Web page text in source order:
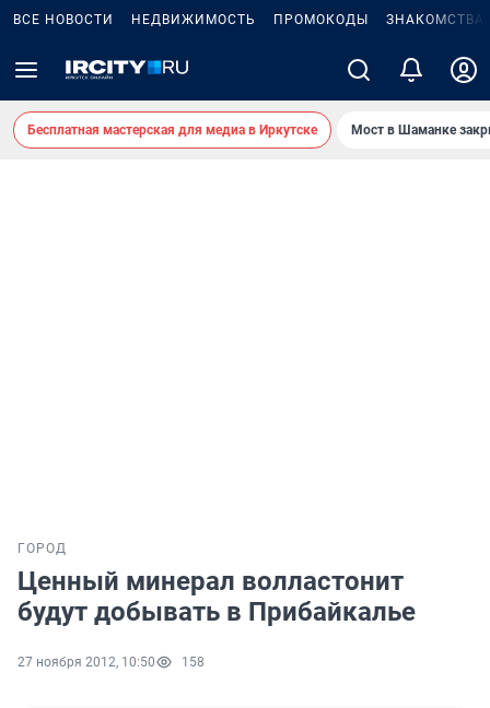
ВСЕ НОВОСТИ НЕДВИЖИМОСТЬ ПРОМОКОДЫ ЗНАКОМСТВА
Бесплатная мастерская для медиа в Иркутске Мост в Шаманке
ГОРОД
Ценный минерал волластонит
будут добывать в Прибайкалье
27 ноября 2012, 10:50 158